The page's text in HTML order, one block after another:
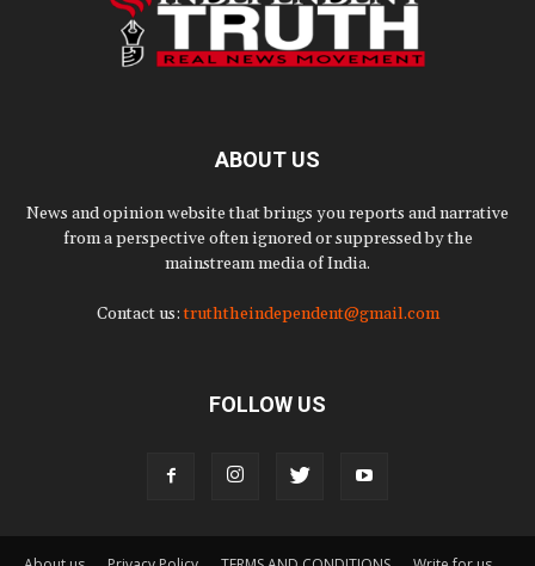
ABOUT US
News and opinion website that brings you reports and narrative
from a perspective often ignored or suppressed by the
mainstream media of India.
Contact us:truththeindependent@gmail.com
FOLLOW US